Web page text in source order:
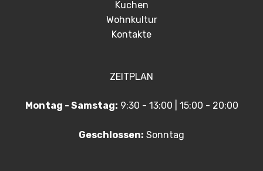
Kuchen
Wohnkultur
Kontakte
ZEITPLAN
Montag - Samstag: 9:30 - 13:00 | 15:00 - 20:00
Geschlossen: Sonntag